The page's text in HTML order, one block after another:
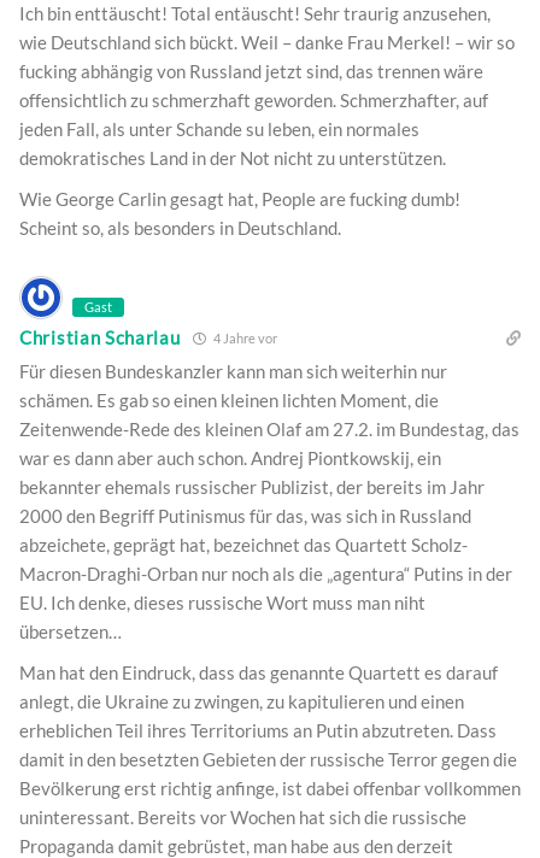
Ich bin enttäuscht! Total entäuscht! Sehr traurig anzusehen,
wie Deutschland sich bückt. Weil – danke Frau Merkel! – wir so
fucking abhängig von Russland jetzt sind, das trennen wäre
offensichtlich zu schmerzhaft geworden. Schmerzhafter, auf
jeden Fall, als unter Schande su leben, ein normales
demokratisches Land in der Not nicht zu unterstützen.
Wie George Carlin gesagt hat, People are fucking dumb!
Scheint so, als besonders in Deutschland.
Gast
Christian Scharlau 4 Jahre vor
Für diesen Bundeskanzler kann man sich weiterhin nur
schämen. Es gab so einen kleinen lichten Moment, die
Zeitenwende-Rede des kleinen Olaf am 27.2. im Bundestag, das
war es dann aber auch schon. Andrej Piontkowskij, ein
bekannter ehemals russischer Publizist, der bereits im Jahr
2000 den Begriff Putinismus für das, was sich in Russland
abzeichete, geprägt hat, bezeichnet das Quartett Scholz-
Macron-Draghi-Orban nur noch als die „agentura“ Putins in der
EU. Ich denke, dieses russische Wort muss man niht
übersetzen…
Man hat den Eindruck, dass das genannte Quartett es darauf
anlegt, die Ukraine zu zwingen, zu kapitulieren und einen
erheblichen Teil ihres Territoriums an Putin abzutreten. Dass
damit in den besetzten Gebieten der russische Terror gegen die
Bevölkerung erst richtig anfinge, ist dabei offenbar vollkommen
uninteressant. Bereits vor Wochen hat sich die russische
Propaganda damit gebrüstet, man habe aus den derzeit